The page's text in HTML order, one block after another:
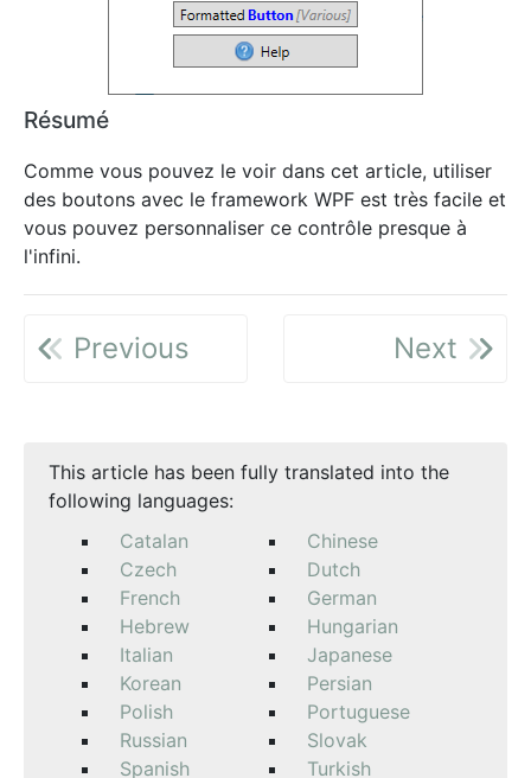
Résumé
Comme vous pouvez le voir dans cet article, utiliser
des boutons avec le framework WPF est très facile et
vous pouvez personnaliser ce contrôle presque à
l'infini.
Previous Next
This article has been fully translated into the
following languages:
Catalan
Chinese
Czech
Dutch
French
German
Hebrew
Hungarian
Italian
Japanese
Korean
Persian
Polish
Portuguese
Russian
Slovak
Spanish
Turkish